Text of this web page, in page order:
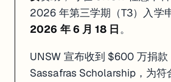
2026 年第三学期（T3）入学
2026 年 6 月 18 日。
UNSW 宣布收到 $600 万捐
Sassafras Scholarship，为符